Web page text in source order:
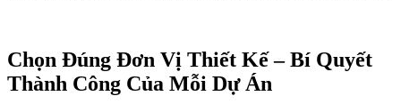
Chọn Đúng Đơn Vị Thiết Kế – Bí Quyết
Thành Công Của Mỗi Dự Án